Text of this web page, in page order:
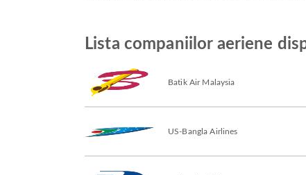
Lista companiilor aeriene
Batik Air Malaysia
US-Bangla Airlines